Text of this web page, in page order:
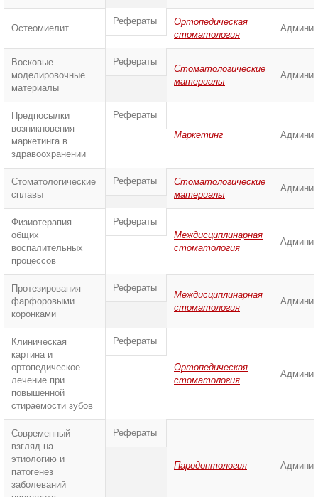
Остеомиелит
Рефераты
Ортопедическая
стоматология
Восковые
моделировочные
материалы
Рефераты
Стоматологические
материалы
Предпосылки
возникновения
маркетинга в
здравоохранении
Рефераты
Маркетинг
Стоматологические
сплавы
Рефераты
Стоматологические
материалы
Физиотерапия
общих
воспалительных
процессов
Рефераты
Междисциплинарная
стоматология
Протезирования
фарфоровыми
коронками
Рефераты
Междисциплинарная
стоматология
Клиническая
картина и
ортопедическое
лечение при
повышенной
стираемости зубов
Рефераты
Ортопедическая
стоматология
Современный
взгляд на
этиологию и
патогенез
заболеваний
Рефераты
Пародонтология